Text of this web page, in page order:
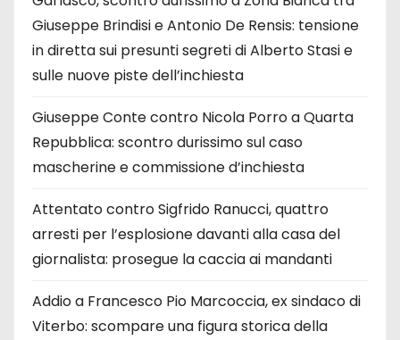
Giuseppe Brindisi e Antonio De Rensis: tensione
in diretta sui presunti segreti di Alberto Stasi e
sulle nuove piste dell’inchiesta
Giuseppe Conte contro Nicola Porro a Quarta
Repubblica: scontro durissimo sul caso
mascherine e commissione d’inchiesta
Attentato contro Sigfrido Ranucci, quattro
arresti per l’esplosione davanti alla casa del
giornalista: prosegue la caccia ai mandanti
Addio a Francesco Pio Marcoccia, ex sindaco di
Viterbo: scompare una figura storica della